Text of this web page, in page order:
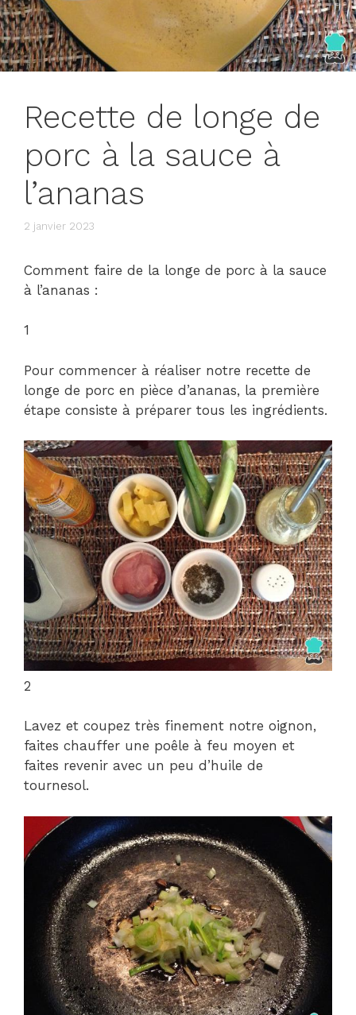
Recette de longe de
porc à la sauce à
l’ananas
2 janvier 2023
Comment faire de la longe de porc à la sauce
à l’ananas :
1
Pour commencer à réaliser notre recette de
longe de porc en pièce d’ananas, la première
étape consiste à préparer tous les ingrédients.
2
Lavez et coupez très finement notre oignon,
faites chauffer une poêle à feu moyen et
faites revenir avec un peu d’huile de
tournesol.